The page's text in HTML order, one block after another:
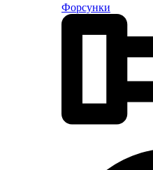
Форсунки